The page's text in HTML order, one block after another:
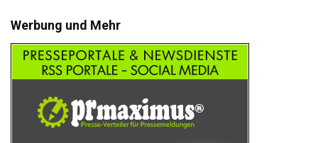
Werbung und Mehr